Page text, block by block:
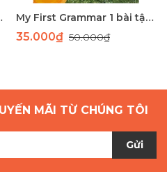
học sinh tiểu học My First Grammar 1 bài tập 2nd Edition
35.000₫ 50.000₫
MÃI TỪ CHÚNG TÔI
Gửi